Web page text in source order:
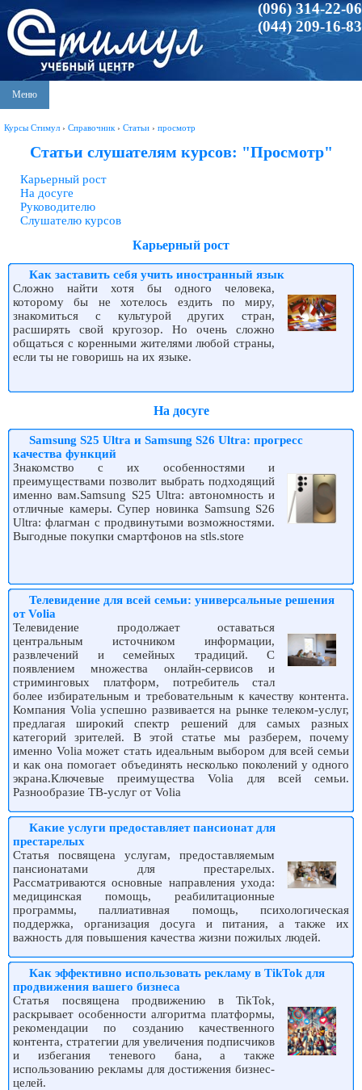
(096) 314-22-06
(044) 209-16-83
Меню
Курсы Стимул › Справочник › Статьи › просмотр
Статьи слушателям курсов: "Просмотр"
Карьерный рост
На досуге
Руководителю
Слушателю курсов
Карьерный рост
Как заставить себя учить иностранный язык
Сложно найти хотя бы одного человека,
которому бы не хотелось ездить по миру,
знакомиться с культурой других стран,
расширять свой кругозор. Но очень сложно
общаться с коренными жителями любой страны,
если ты не говоришь на их языке.
На досуге
Samsung S25 Ultra и Samsung S26 Ultra: прогресс
качества функций
Знакомство с их особенностями и
преимуществами позволит выбрать подходящий
именно вам.Samsung S25 Ultra: автономность и
отличные камеры. Супер новинка Samsung S26
Ultra: флагман с продвинутыми возможностями.
Выгодные покупки смартфонов на stls.store
Телевидение для всей семьи: универсальные решения
от Volia
Телевидение продолжает оставаться
центральным источником информации,
развлечений и семейных традиций. С
появлением множества онлайн-сервисов и
стриминговых платформ, потребитель стал
более избирательным и требовательным к качеству контента.
Компания Volia успешно развивается на рынке телеком-услуг,
предлагая широкий спектр решений для самых разных
категорий зрителей. В этой статье мы разберем, почему
именно Volia может стать идеальным выбором для всей семьи
и как она помогает объединять несколько поколений у одного
экрана.Ключевые преимущества Volia для всей семьи.
Разнообразие ТВ-услуг от Volia
Какие услуги предоставляет пансионат для
престарелых
Статья посвящена услугам, предоставляемым
пансионатами для престарелых.
Рассматриваются основные направления ухода:
медицинская помощь, реабилитационные
программы, паллиативная помощь, психологическая
поддержка, организация досуга и питания, а также их
важность для повышения качества жизни пожилых людей.
Как эффективно использовать рекламу в TikTok для
продвижения вашего бизнеса
Статья посвящена продвижению в TikTok,
раскрывает особенности алгоритма платформы,
рекомендации по созданию качественного
контента, стратегии для увеличения подписчиков
и избегания теневого бана, а также
использованию рекламы для достижения бизнес-
целей.